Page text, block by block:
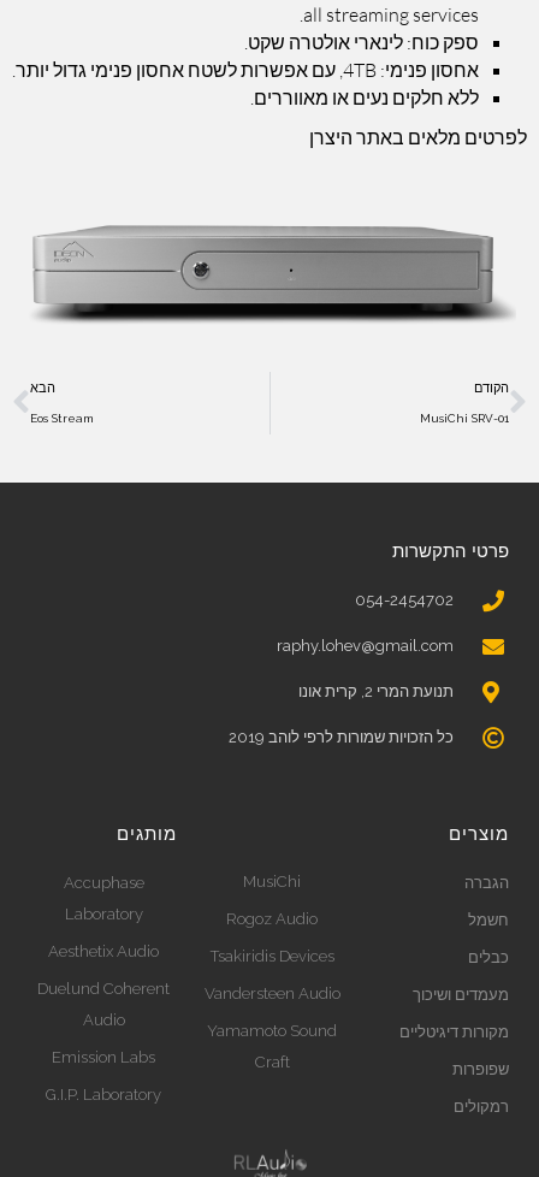
all streaming services.
ספק כוח: לינארי אולטרה שקט.
אחסון פנימי: 4TB, עם אפשרות לשטח אחסון פנימי גדול יותר.
ללא חלקים נעים או מאווררים.
לפרטים מלאים באתר היצרן
הקודם
MusiChi SRV-01
הבא
Eos Stream
פרטי התקשרות
054-2454702
raphy.lohev@gmail.com
תנועת המרי 2, קרית אונו
כל הזכויות שמורות לרפי לוהב 2019
מוצרים
הגברה
חשמל
כבלים
מעמדים ושיכוך
מקורות דיגיטליים
שפופרות
רמקולים
MusiChi
Rogoz Audio
Tsakiridis Devices
Vandersteen Audio
Yamamoto Sound
Craft
מותגים
Accuphase
Laboratory
Aesthetix Audio
Duelund Coherent
Audio
Emission Labs
G.I.P. Laboratory